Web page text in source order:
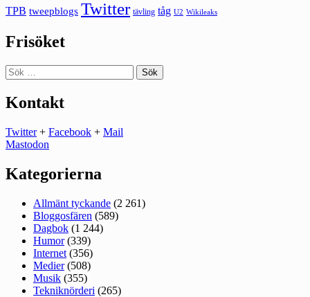
TPB tweepblogs Twitter tävling tåg U2 Wikileaks
Frisöket
Sök
efter:
Kontakt
Twitter+ Facebook + Mail
Mastodon
Kategorierna
Allmänt tyckande (2 261)
Bloggosfären (589)
Dagbok (1 244)
Humor(339)
Internet (356)
Medier(508)
Musik (355)
Tekniknörderi (265)